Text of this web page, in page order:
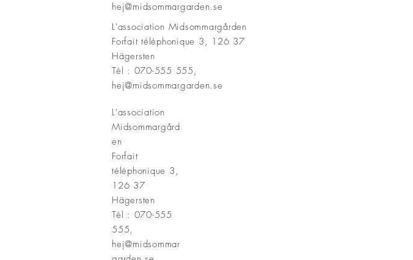
hej@midsommargarden.se
L'association Midsommargården
Forfait téléphonique 3, 126 37
Hägersten
Tél : 070-555 555,
hej@midsommargarden.se
L'association
Midsommargård
en
Forfait
téléphonique 3,
126 37
Hägersten
Tél : 070-555
555,
hej@midsommar